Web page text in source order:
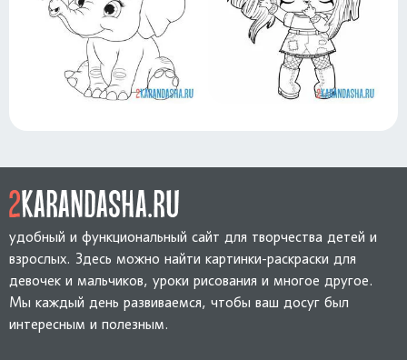
удобный и функциональный сайт для творчества детей и
взрослых. Здесь можно найти картинки-раскраски для
девочек и мальчиков, уроки рисования и многое другое.
Мы каждый день развиваемся, чтобы ваш досуг был
интересным и полезным.